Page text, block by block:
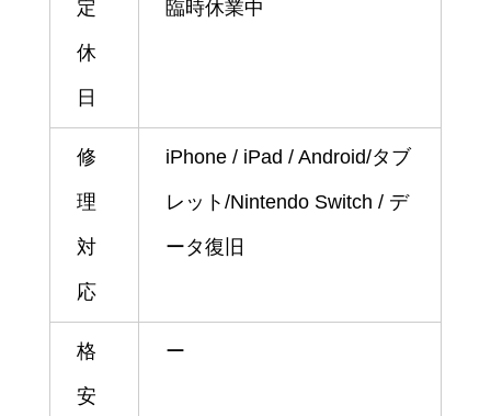
定
休
日
臨時休業中
修
理
対
応
iPhone / iPad / Android/タブ
レット/Nintendo Switch / デ
ータ復旧
格
安
ー